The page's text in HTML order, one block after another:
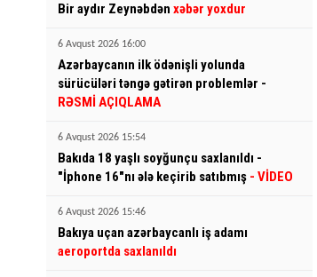
Bir aydır Zeynəbdən xəbər yoxdur
6 Avqust 2026 16:00
Azərbaycanın ilk ödənişli yolunda
sürücüləri təngə gətirən problemlər -
RƏSMİ AÇIQLAMA
6 Avqust 2026 15:54
Bakıda 18 yaşlı soyğunçu saxlanıldı -
"İphone 16"nı ələ keçirib satıbmış - VİDEO
6 Avqust 2026 15:46
Bakıya uçan azərbaycanlı iş adamı
aeroportda saxlanıldı